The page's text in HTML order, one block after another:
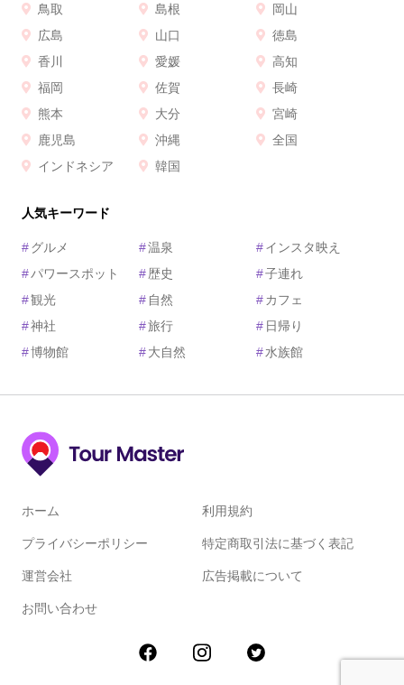
鳥取
島根
岡山
広島
山口
徳島
香川
愛媛
高知
福岡
佐賀
長崎
熊本
大分
宮崎
鹿児島
沖縄
全国
インドネシア
韓国
人気キーワード
#グルメ #温泉 #インスタ映え
#パワースポット #歴史 #子連れ
#観光 # 自然 # カフェ
#神社 #旅行 # 日帰り
#博物館 #大自然 #水族館
ホーム 利用規約
プライバシーポリシー 特定商取引法に基づく表記
運営会社 広告掲載について
お問い合わせ